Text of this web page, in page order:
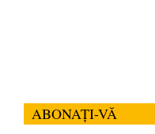
ABONAȚI-VĂ